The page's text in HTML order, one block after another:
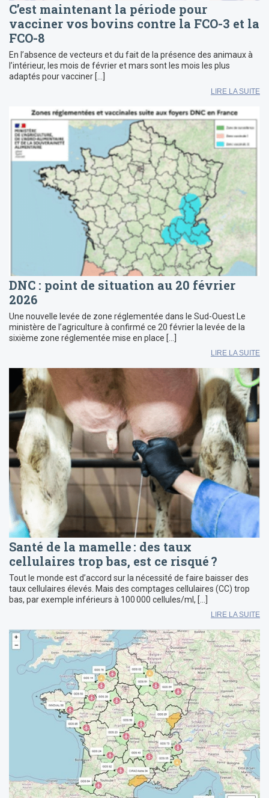
C’est maintenant la période pour
vacciner vos bovins contre la FCO-3 et la
FCO-8
En l’absence de vecteurs et du fait de la présence des animaux à
l’intérieur, les mois de février et mars sont les mois les plus
adaptés pour vacciner […]
LIRE LA SUITE
DNC : point de situation au 20 février
2026
Une nouvelle levée de zone réglementée dans le Sud-Ouest Le
ministère de l’agriculture à confirmé ce 20 février la levée de la
sixième zone réglementée mise en place […]
LIRE LA SUITE
Santé de la mamelle : des taux
cellulaires trop bas, est ce risqué ?
Tout le monde est d’accord sur la nécessité de faire baisser des
taux cellulaires élevés. Mais des comptages cellulaires (CC) trop
bas, par exemple inférieurs à 100 000 cellules/ml, […]
LIRE LA SUITE